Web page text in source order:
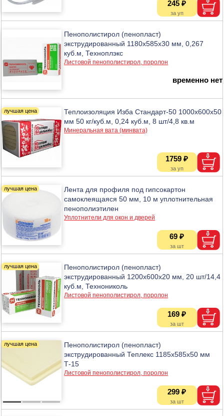
245 ₽
Пенополистирол (пенопласт)
экструдированный 1180х585х30 мм, 0,267
куб.м, Техноплэкс
Листовой пенополистирол, поролон
временно нет
Теплоизоляция Изба Стандарт-50 1000х600х50
мм 50 кг/куб.м, 0,24 куб.м, 8 шт/4,8 кв.м
Минеральная вата (минвата)
1759 ₽
Лента для профиля под гипсокартон
самоклеящаяся 50 мм, 10 м уплотнительная
пенополиэтилен
Уплотнители для окон и дверей
69 ₽
Пенополистирол (пенопласт)
экструдированный 1200х600х20 мм, 20 шт/14,4
куб.м, Технониколь
Листовой пенополистирол, поролон
169 ₽
Пенополистирол (пенопласт)
экструдированный Теплекс 1185х585х50 мм
Т-15
Листовой пенополистирол, поролон
299 ₽